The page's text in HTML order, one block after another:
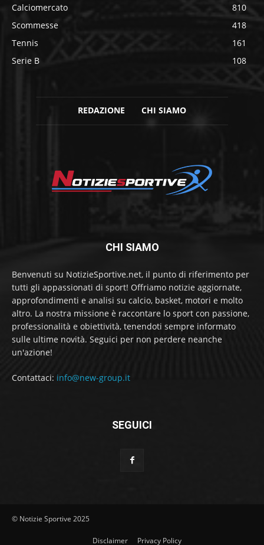
Calciomercato
810
Scommesse
418
Tennis
161
Serie B
108
REDAZIONE CHI SIAMO
CHI SIAMO
Benvenuti su NotizieSportive.net, il punto di riferimento per
tutti gli appassionati di sport! Offriamo notizie aggiornate,
approfondimenti e analisi su calcio, basket, motori e molto
altro. La nostra missione è raccontare lo sport con passione,
professionalità e obiettività, tenendoti sempre informato
sulle ultime novità. Seguici per non perdere neanche
un'azione!
Contattaci: info@new-group.it
SEGUICI
© Notizie Sportive 2025
Disclaimer Privacy Policy